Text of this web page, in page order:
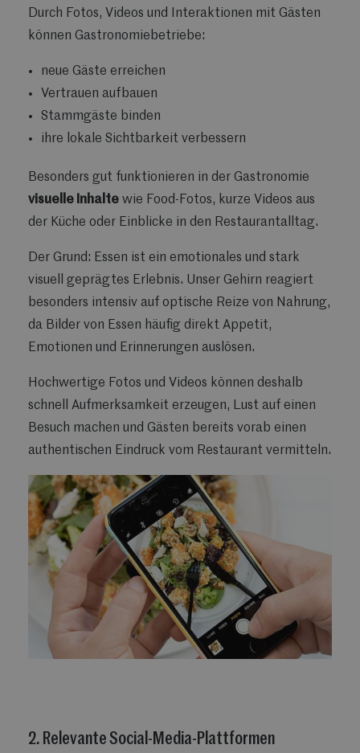
Durch Fotos, Videos und Interaktionen mit Gästen
können Gastronomiebetriebe:
neue Gäste erreichen
Vertrauen aufbauen
Stammgäste binden
ihre lokale Sichtbarkeit verbessern
Besonders gut funktionieren in der Gastronomie
visuelle Inhalte wie Food-Fotos, kurze Videos aus
der Küche oder Einblicke in den Restaurantalltag.
Der Grund: Essen ist ein emotionales und stark
visuell geprägtes Erlebnis. Unser Gehirn reagiert
besonders intensiv auf optische Reize von Nahrung,
da Bilder von Essen häufig direkt Appetit,
Emotionen und Erinnerungen auslösen.
Hochwertige Fotos und Videos können deshalb
schnell Aufmerksamkeit erzeugen, Lust auf einen
Besuch machen und Gästen bereits vorab einen
authentischen Eindruck vom Restaurant vermitteln.
2. Relevante Social-Media-Plattformen